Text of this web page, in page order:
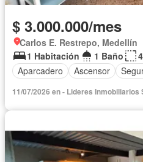
$ 3.000.000/mes
Carlos E. Restrepo, Medellín
1 Habitación
1 Baño
Aparcadero
Ascensor
11/07/2026 en - Lideres Inmobiliarios